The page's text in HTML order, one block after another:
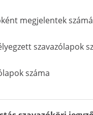
megjelentek
szavazólapok
száma